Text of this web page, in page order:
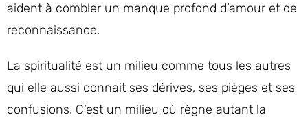
aident à combler un manque profond d’amour et de
reconnaissance.
La spiritualité est un milieu comme tous les autres
qui elle aussi connait ses dérives, ses pièges et ses
confusions. C’est un milieu où règne autant la